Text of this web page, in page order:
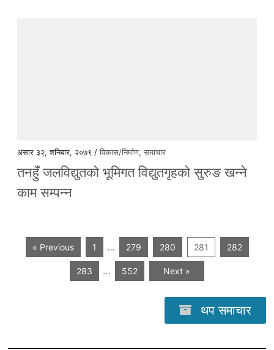
असार ३२, शनिबार, २०७९ /विकास/निर्माण,समाचार
तनहुँ जलविद्युतकाे भूमिगत विद्युतगृहकाे सुरुङ खन्ने
काम सम्पन्न
« Previous 1 … 279 280 281 282
283 … 552 Next »
थप समाचार